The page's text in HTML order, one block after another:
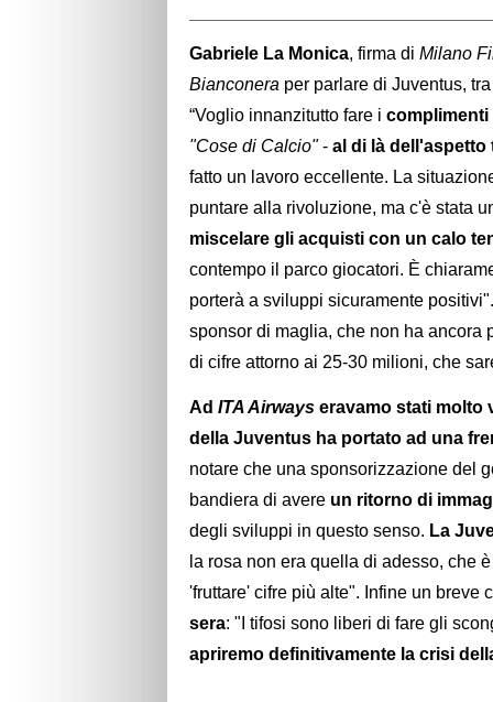
Gabriele La Monica, firma di Milano
Bianconera per parlare di Juventus, tra
“Voglio innanzitutto fare i complimenti
"Cose di Calcio"- al di là
fatto un lavoro eccellente. La
puntare alla rivoluzione, ma c'è stata
miscelare gli acquisti con un calo
contempo il parco giocatori. È
porterà a sviluppi sicuramente
sponsor di maglia, che non ha ancora
di cifre attorno ai 25-30 milioni, che
Ad ITA Airways eravamo stati molto
della Juventus ha portato ad una
notare che una sponsorizzazione del
bandiera di avere un ritorno di
degli sviluppi in questo senso. La
la rosa non era quella di adesso, che
'fruttare' cifre più alte". Infine un breve
sera: "I tifosi sono liberi di fare gli
apriremo definitivamente la crisi